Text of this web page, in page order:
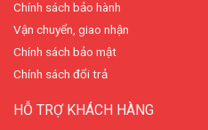
Chính sách bảo hành
Vận chuyển, giao nhận
Chính sách bảo mật
Chính sách đổi trả
HỖ TRỢ KHÁCH HÀNG